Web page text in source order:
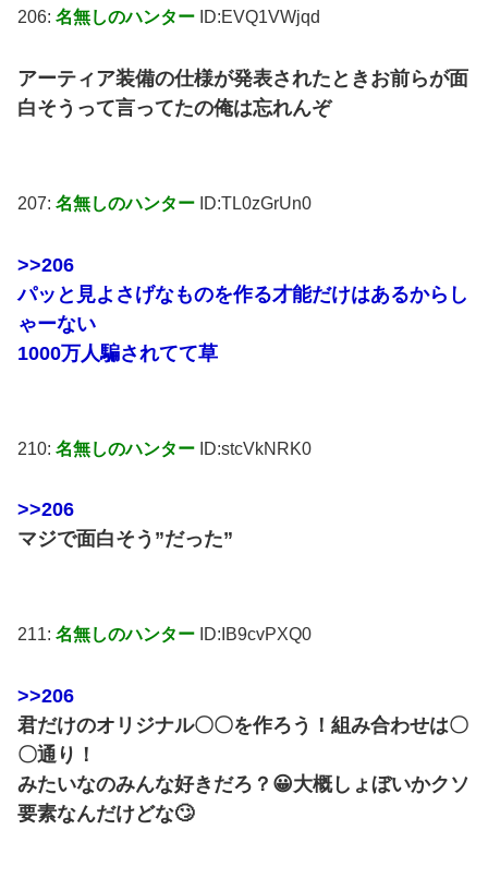
206: 名無しのハンター ID:EVQ1VWjqd
アーティア装備の仕様が発表されたときお前らが面
白そうって言ってたの俺は忘れんぞ
207: 名無しのハンター ID:TL0zGrUn0
>>206
パッと見よさげなものを作る才能だけはあるからし
ゃーない
1000万人騙されてて草
210: 名無しのハンター ID:stcVkNRK0
>>206
マジで面白そう”だった”
211: 名無しのハンター ID:IB9cvPXQ0
>>206
君だけのオリジナル〇〇を作ろう！組み合わせは〇
〇通り！
みたいなのみんな好きだろ？😀大概しょぼいかクソ
要素なんだけどな🙄